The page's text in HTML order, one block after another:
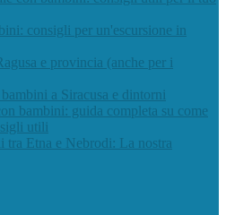
consigli per un'escursione in
e provincia (anche per i
a Siracusa e dintorni
bambini: guida completa su come
utili
tra Etna e Nebrodi: La nostra